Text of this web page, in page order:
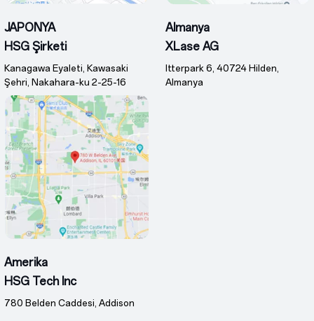
JAPONYA
HSG Şirketi
Kanagawa Eyaleti, Kawasaki
Şehri, Nakahara-ku 2-25-16
Almanya
XLase AG
Itterpark 6, 40724 Hilden,
Almanya
Amerika
HSG Tech Inc
780 Belden Caddesi, Addison